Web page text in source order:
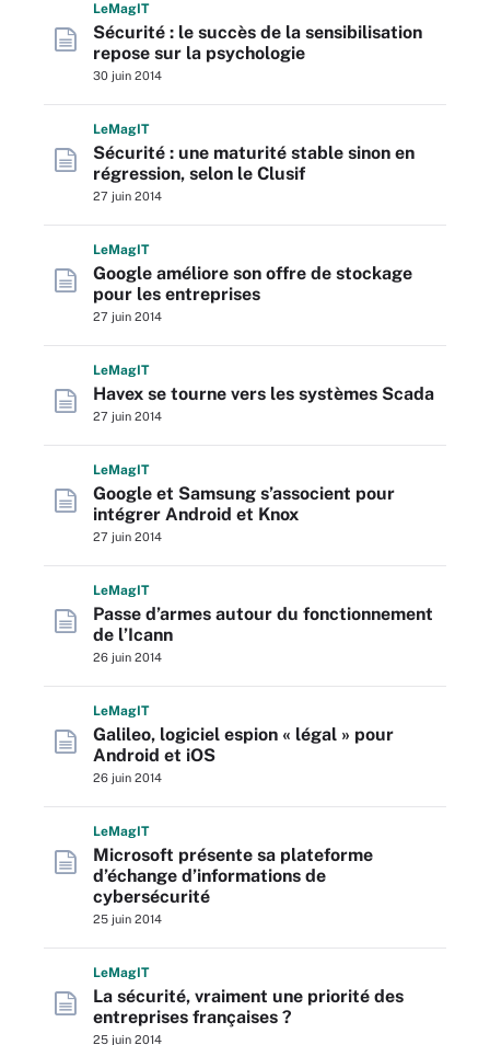
LeMagIT
Sécurité : le succès de la sensibilisation
repose sur la psychologie
30 juin 2014
LeMagIT
Sécurité : une maturité stable sinon en
régression, selon le Clusif
27 juin 2014
LeMagIT
Google améliore son offre de stockage
pour les entreprises
27 juin 2014
LeMagIT
Havex se tourne vers les systèmes Scada
27 juin 2014
LeMagIT
Google et Samsung s’associent pour
intégrer Android et Knox
27 juin 2014
LeMagIT
Passe d’armes autour du fonctionnement
de l’Icann
26 juin 2014
LeMagIT
Galileo, logiciel espion « légal » pour
Android et iOS
26 juin 2014
LeMagIT
Microsoft présente sa plateforme
d’échange d’informations de
cybersécurité
25 juin 2014
LeMagIT
La sécurité, vraiment une priorité des
entreprises françaises ?
25 juin 2014